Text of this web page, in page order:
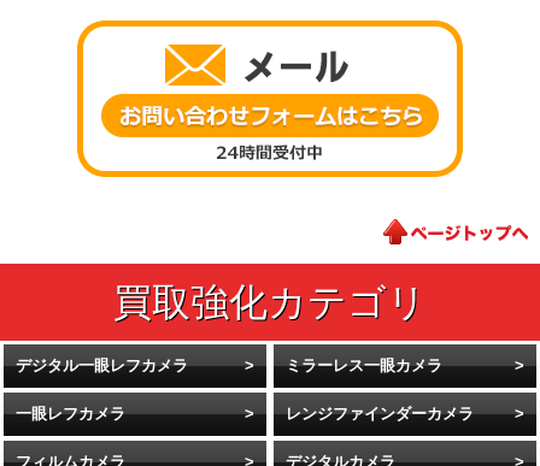
デジタル一眼レフカメラ ミラーレス一眼カメラ
一眼レフカメラ レンジファインダーカメラ
フィルムカメラ デジタルカメラ